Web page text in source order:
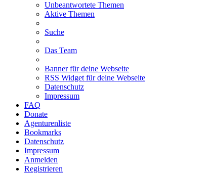
Unbeantwortete Themen
Aktive Themen
Suche
Das Team
Banner für deine Webseite
RSS Widget für deine Webseite
Datenschutz
Impressum
FAQ
Donate
Agenturenliste
Bookmarks
Datenschutz
Impressum
Anmelden
Registrieren